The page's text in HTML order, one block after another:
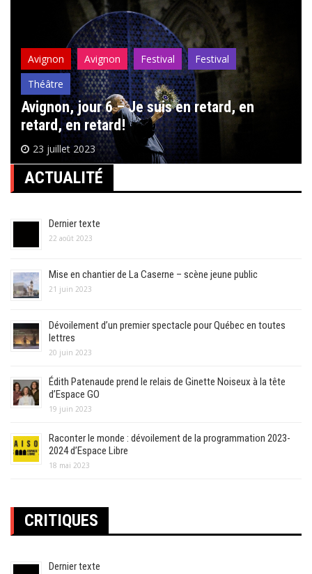
Avignon Avignon Festival
Festival
Théâtre
Avignon, jour 6 – Je suis en retard, en
retard, en retard!
23 juillet 2023
ACTUALITÉ
Dernier texte
22 août 2023
Mise en chantier de La Caserne – scène jeune public
21 juin 2023
Dévoilement d’un premier spectacle pour Québec en toutes
lettres
20 juin 2023
Édith Patenaude prend le relais de Ginette Noiseux à la tête
d’Espace GO
19 juin 2023
Raconter le monde : dévoilement de la programmation 2023-
2024 d’Espace Libre
18 mai 2023
CRITIQUES
Dernier texte